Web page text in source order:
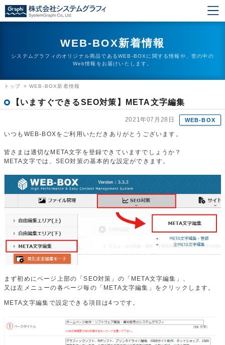
WEB-BOX新着情報
システムグラフィのオリジナル商品であるWEB-BOXに関する情報や、世の中の
Web情報をお届けいたします。
トップ >WEB-BOX新着情報
【いますぐできるSEO対策】META文字編集
2021年07月28日 WEB-BOX
いつもWEB-BOXをご利用いただきありがとうございます。
皆さまは適切なMETA文字を登録できていますでしょうか？
META文字では、SEO対策の基本的な設定ができます。
まず初めにページ上部の「SEO対策」の「META文字編集」、
又は左メニューの各ページ毎の「META文字編集」をクリックします。
META文字編集で設定できる項目は4つです。